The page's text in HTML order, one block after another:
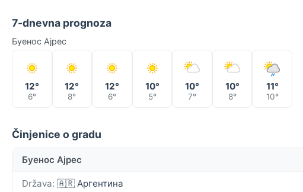
7-dnevna prognoza
Буенос Ајрес
12°
6°
12°
8°
12°
6°
10°
5°
10°
7°
10°
8°
11°
10°
Činjenice o gradu
Буенос Ајрес
Država: 🇦🇷 Аргентина